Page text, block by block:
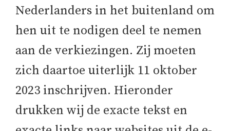
Nederlanders in het buitenland om
hen uit te nodigen deel te nemen
aan de verkiezingen. Zij moeten
zich daartoe uiterlijk 11 oktober
2023 inschrijven. Hieronder
drukken wij de exacte tekst en